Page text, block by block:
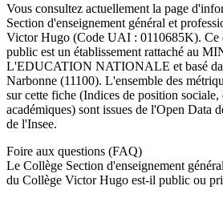
Vous consultez actuellement la page
Section d'enseignement général et
Victor Hugo (Code UAI : 0110685K). Ce
public est un établissement rattaché au
L'EDUCATION NATIONALE et basé
Narbonne (11100). L'ensemble des
sur cette fiche (Indices de position sociale,
académiques) sont issues de l'Open Data
de l'Insee.
Foire aux questions (FAQ)
Le Collège Section d'enseignement
du Collège Victor Hugo est-il public ou